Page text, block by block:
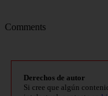
Comments
Derechos de autor
Si cree que algún